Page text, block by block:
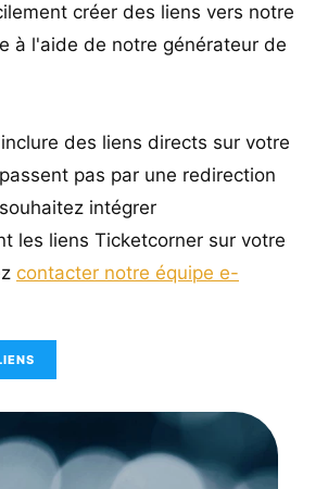
créer des liens vers notre
à l'aide de notre générateur de
des liens directs sur votre
pas par une redirection
intégrer
les liens Ticketcorner sur votre
contacter notre équipe e-